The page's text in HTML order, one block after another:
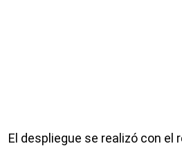
El despliegue se realizó con el